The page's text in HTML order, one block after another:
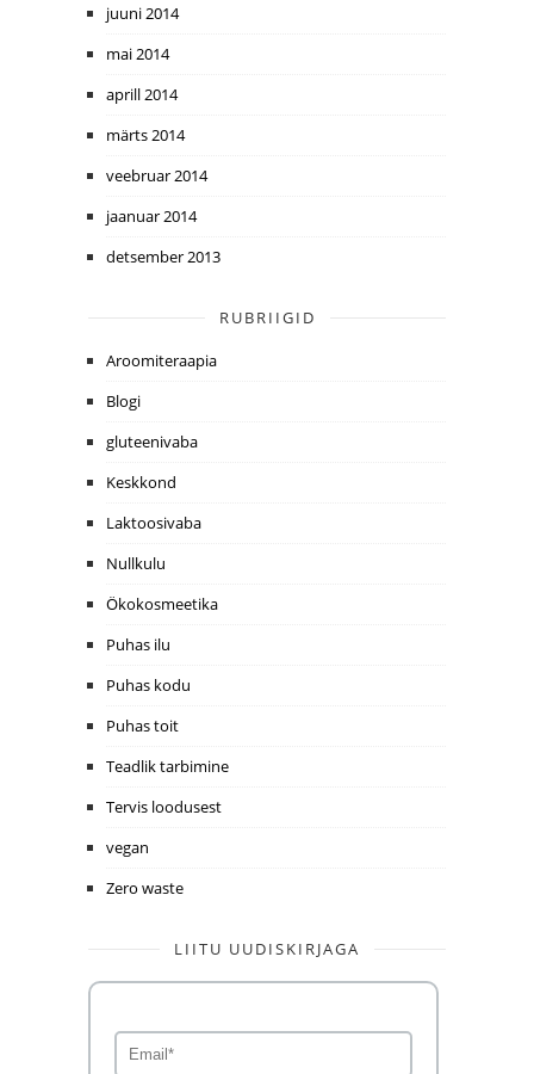
juuni 2014
mai 2014
aprill 2014
märts 2014
veebruar 2014
jaanuar 2014
detsember 2013
RUBRIIGID
Aroomiteraapia
Blogi
gluteenivaba
Keskkond
Laktoosivaba
Nullkulu
Ökokosmeetika
Puhas ilu
Puhas kodu
Puhas toit
Teadlik tarbimine
Tervis loodusest
vegan
Zero waste
LIITU UUDISKIRJAGA